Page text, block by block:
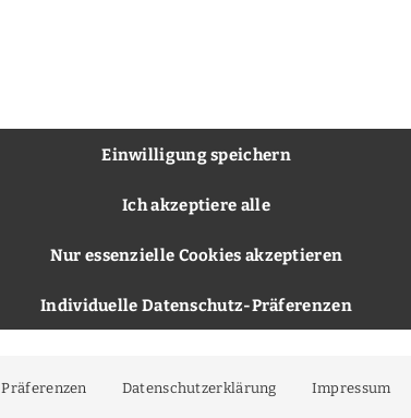
Einwilligung speichern
Ich akzeptiere alle
Nur essenzielle Cookies akzeptieren
Individuelle Datenschutz-Präferenzen
Präferenzen Datenschutzerklärung Impressum